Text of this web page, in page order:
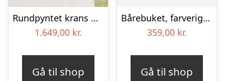
Rundpyntet krans med bånd – Et farverigt farvel
1.649,00 kr.
Gå til shop
Bårebuket, farverig (Floristens kreative valg)
359,00 kr.
Gå til shop